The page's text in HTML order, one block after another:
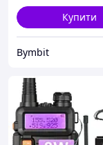
Купити
Bymbit